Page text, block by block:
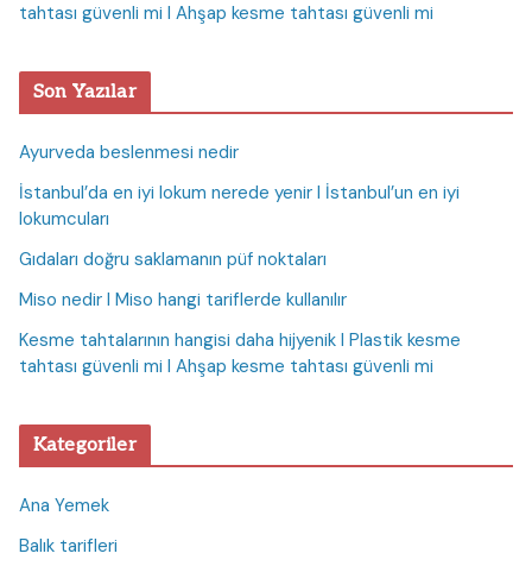
tahtası güvenli mi I Ahşap kesme tahtası güvenli mi
Son Yazılar
Ayurveda beslenmesi nedir
İstanbul’da en iyi lokum nerede yenir I İstanbul’un en iyi
lokumcuları
Gıdaları doğru saklamanın püf noktaları
Miso nedir I Miso hangi tariflerde kullanılır
Kesme tahtalarının hangisi daha hijyenik I Plastik kesme
tahtası güvenli mi I Ahşap kesme tahtası güvenli mi
Kategoriler
Ana Yemek
Balık tarifleri